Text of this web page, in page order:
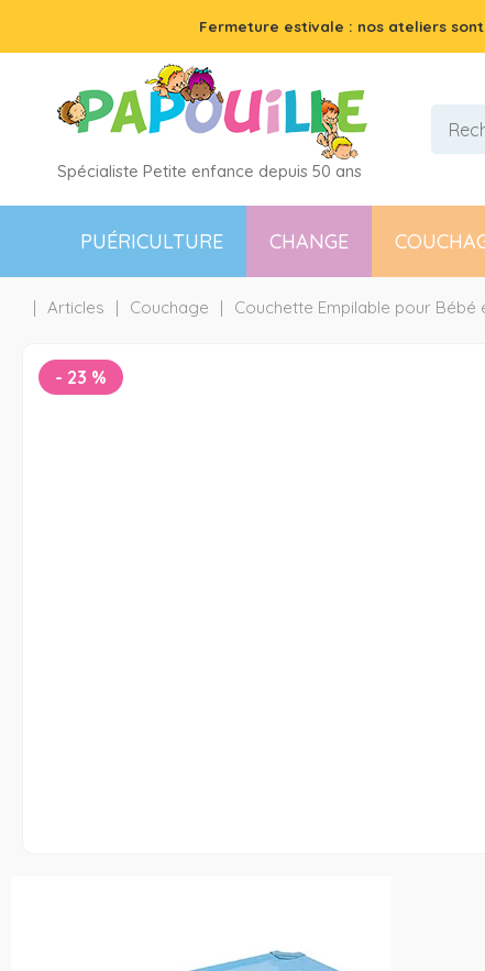
Fermeture estivale : nos ateliers
Spécialiste Petite enfance depuis 50 ans
PUÉRICULTURE CHANGE
Articles Couchage Couchette Empilable pour Bébé
- 23 %